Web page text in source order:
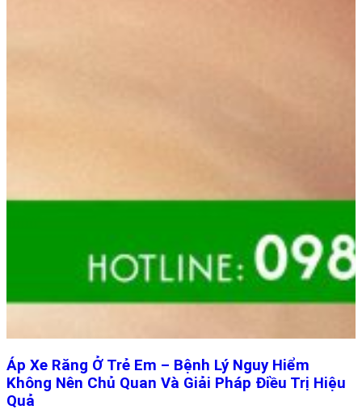
Áp Xe Răng Ở Trẻ Em – Bệnh Lý Nguy Hiểm
Không Nên Chủ Quan Và Giải Pháp Điều Trị Hiệu
Quả